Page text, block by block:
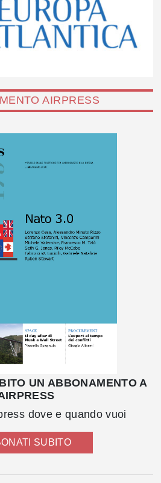
AIRPRESS
UN ABBONAMENTO A
dove e quando vuoi
SUBITO